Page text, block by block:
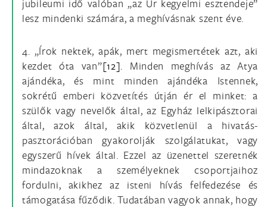
jubileumi idő valóban „az Úr kegyelmi esztendeje”
lesz mindenki számára, a meghívásnak szent éve.
4. „Írok nektek, apák, mert megismertétek azt, aki
kezdet óta van”[12]. Minden meghívás az Atya
ajándéka, és mint minden ajándéka Istennek,
sokrétű emberi közvetítés útján ér el minket: a
szülők vagy nevelők által, az Egyház lelkipásztorai
által, azok által, akik közvetlenül a hivatás-
pasztorációban gyakorolják szolgálatukat, vagy
egyszerű hívek által. Ezzel az üzenettel szeretnék
mindazoknak a személyeknek csoportjaihoz
fordulni, akikhez az isteni hívás felfedezése és
támogatása fűződik. Tudatában vagyok annak, hogy